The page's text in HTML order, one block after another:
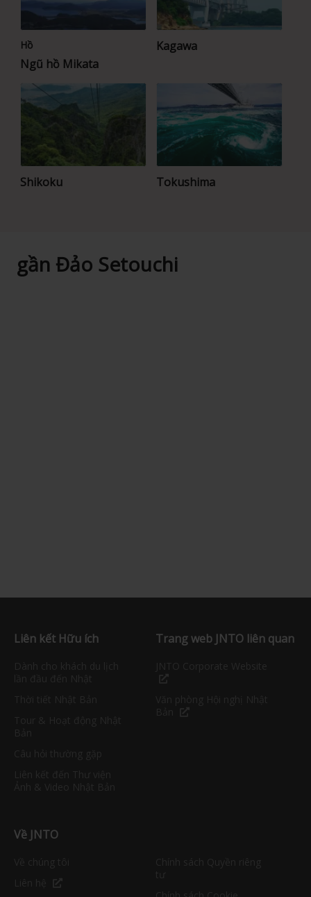
Hồ
Ngũ hồ Mikata
Kagawa
Shikoku Tokushima
gần Đảo Setouchi
Liên kết Hữu ích Trang web JNTO liên quan
Về JNTO